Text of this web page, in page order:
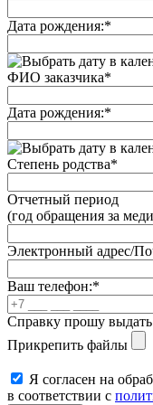
Дата рождения:*
ФИО заказчика*
Дата рождения:*
Степень родства*
Отчетный период
(год обращения за
Электронный адрес/
Ваш телефон:*
Справку прошу
Прикрепить файлы
Я согласен на
в соответствии с